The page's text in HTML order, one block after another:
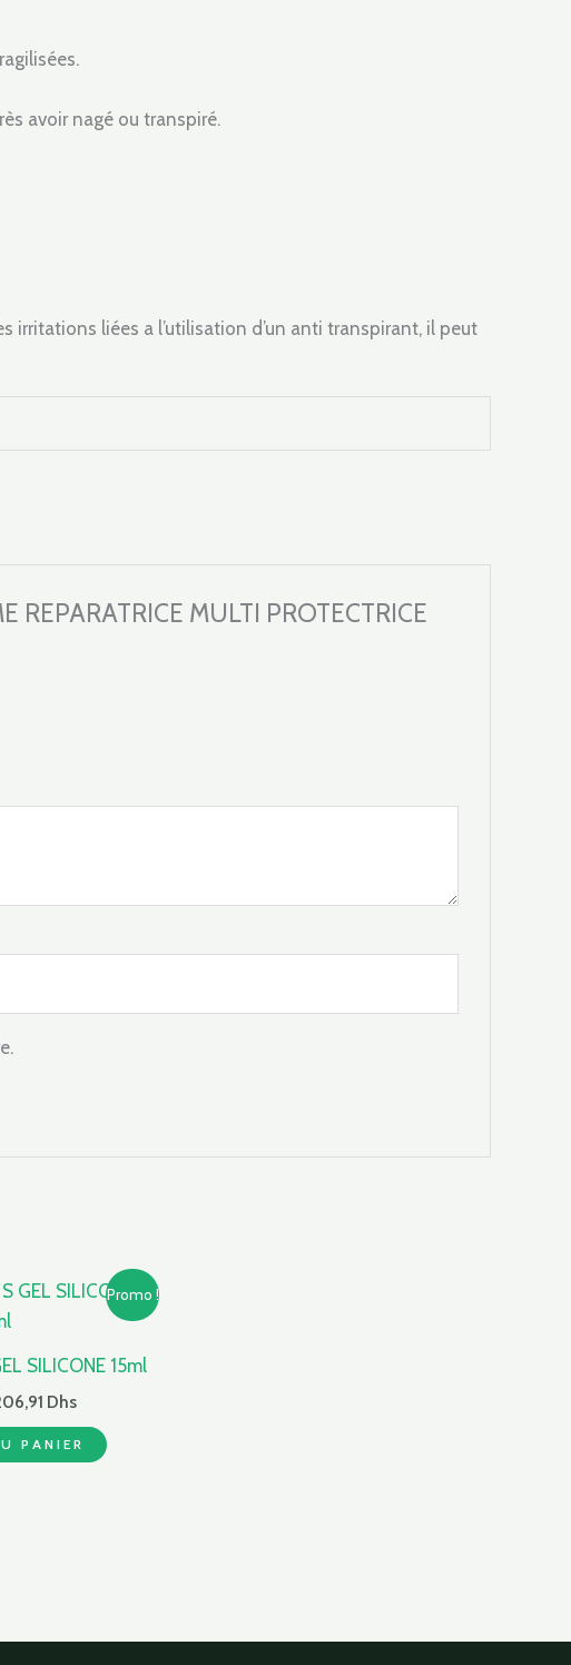
avoir nagé ou transpiré.
irritations liées a l’utilisation d’un anti transpirant, il peut
REPARATRICE MULTI PROTECTRICE
Promo !
SILICONE 15ml
Dhs.
Dhs
Le
206,91 Dhs.
PANIER